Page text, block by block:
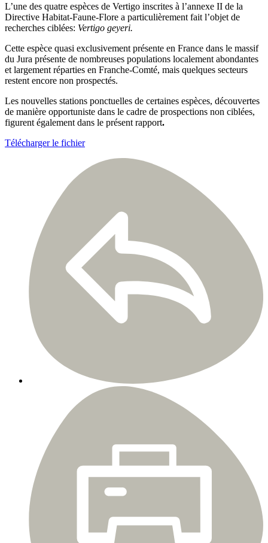
L’une des quatre espèces de Vertigo inscrites à l’annexe II de la
Directive Habitat-Faune-Flore a particulièrement fait l’objet de
recherches ciblées: Vertigo geyeri.
Cette espèce quasi exclusivement présente en France dans le massif
du Jura présente de nombreuses populations localement abondantes
et largement réparties en Franche-Comté, mais quelques secteurs
restent encore non prospectés.
Les nouvelles stations ponctuelles de certaines espèces, découvertes
de manière opportuniste dans le cadre de prospections non ciblées,
figurent également dans le présent rapport.
Télécharger le fichier